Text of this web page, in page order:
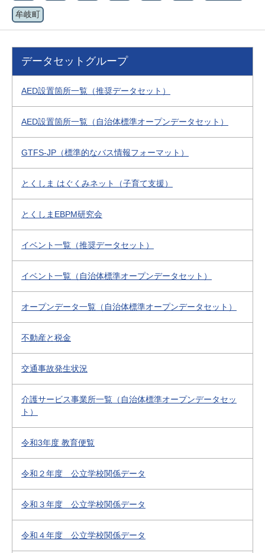
牟岐町
データセットグループ
AED設置箇所一覧（推奨データセット）
AED設置箇所一覧（自治体標準オープンデータセット）
GTFS-JP（標準的なバス情報フォーマット）
とくしま はぐくみネット（子育て支援）
とくしまEBPM研究会
イベント一覧（推奨データセット）
イベント一覧（自治体標準オープンデータセット）
オープンデータ一覧（自治体標準オープンデータセット）
不動産と税金
交通事故発生状況
介護サービス事業所一覧（自治体標準オープンデータセッ
ト）
令和3年度 教育便覧
令和２年度 公立学校関係データ
令和３年度 公立学校関係データ
令和４年度 公立学校関係データ